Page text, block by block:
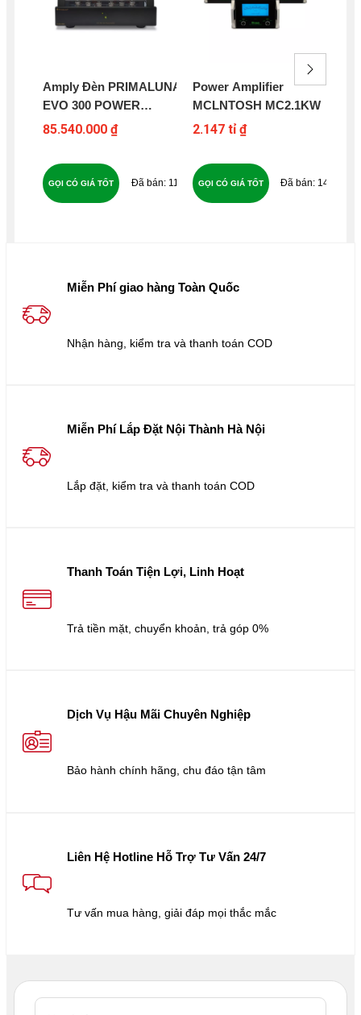
Amply Đèn PRIMALUNA
EVO 300 POWER
AMPLIFIER
85.540.000 ₫
118
GỌI CÓ GIÁ TỐT
Power Amplifier
MCLNTOSH MC2.1KW
2.147 tỉ ₫
144
GỌI CÓ GIÁ TỐT
Miễn Phí giao hàng Toàn Quốc
Nhận hàng, kiểm tra và thanh toán COD
Miễn Phí Lắp Đặt Nội Thành Hà Nội
Lắp đặt, kiểm tra và thanh toán COD
Thanh Toán Tiện Lợi, Linh Hoạt
Trả tiền mặt, chuyển khoản, trả góp 0%
Dịch Vụ Hậu Mãi Chuyên Nghiệp
Bảo hành chính hãng, chu đáo tận tâm
Liên Hệ Hotline Hỗ Trợ Tư Vấn 24/7
Tư vấn mua hàng, giải đáp mọi thắc mắc